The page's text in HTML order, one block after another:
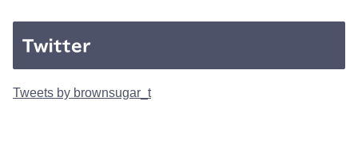
Twitter
Tweets by brownsugar_t